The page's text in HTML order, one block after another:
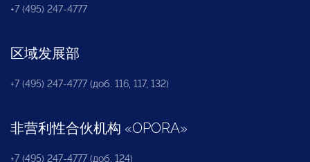
+7 (495) 247-4777
区域发展部
+7 (495) 247-4777 (доб. 116, 117, 132)
非营利性合伙机构 «OPORA»
+7 (495) 247-4777 (доб. 124)